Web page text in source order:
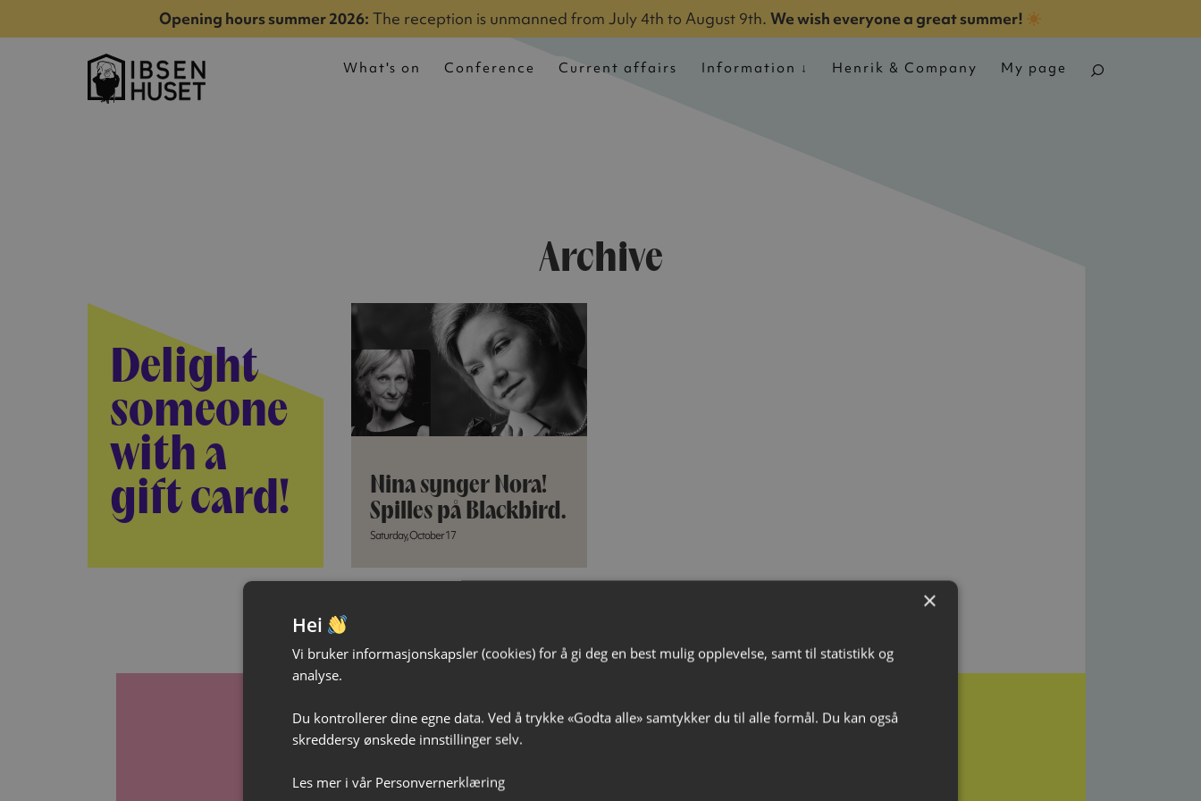
Opening hours summer 2026: The reception is unmanned from July 4th to August 9th. We wish everyone a great summer!
What's on Conference Current affairs Information Henrik & Company My page
Archive
Nina synger Nora!
Spilles på Blackbird.
Saturday, October 17
Delight
someone
with a
gift card!
×
Hei
Vi bruker informasjonskapsler (cookies) for å gi deg en best mulig opplevelse, samt til statistikk og
analyse.
Du kontrollerer dine egne data. Ved å trykke «Godta alle» samtykker du til alle formål. Du kan også
skreddersy ønskede innstillinger selv.
Les mer i vår Personvernerklæring